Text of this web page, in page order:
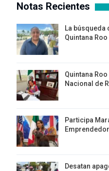
Notas Recientes
La búsqueda
Quintana
Quintana
Nacional de
Participa
Desatan